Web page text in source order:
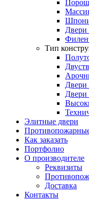
Двери
Тип
Двери
Двери
Элитные двери
Как заказать
Портфолио
О производителе
Реквизиты
Доставка
Контакты